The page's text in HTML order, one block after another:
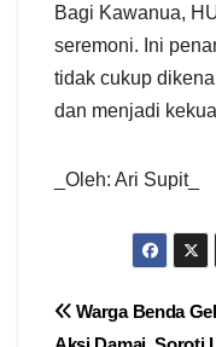
Bagi Kawanua,
seremoni. Ini
tidak cukup
dan menjadi
_Oleh: Ari Supit_
Navigasi
Warga Benda